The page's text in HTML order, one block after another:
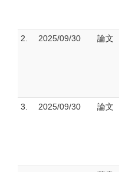
2. 2025/09/30 論文
3. 2025/09/30 論文